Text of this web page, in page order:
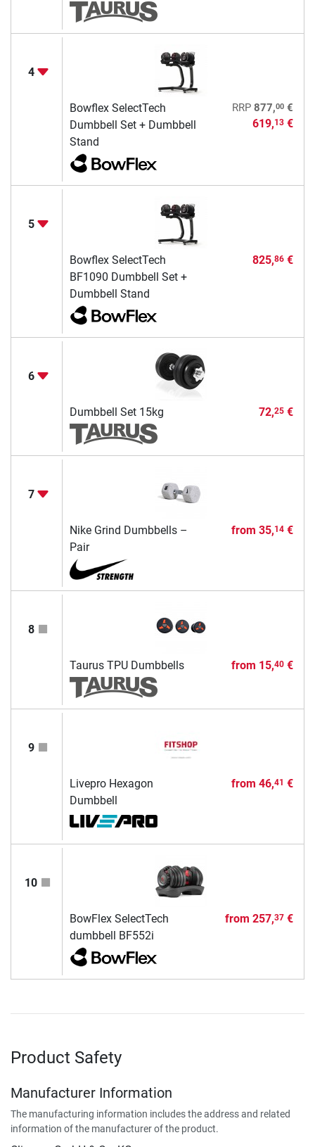
4
Bowflex SelectTech
Dumbbell Set + Dumbbell
Stand
RRP 877,00€
619,13€
5
Bowflex SelectTech
BF1090 Dumbbell Set +
Dumbbell Stand
825,86€
6
Dumbbell Set 15kg 72,25€
7
Nike Grind Dumbbells –
Pair
from 35,14€
8
Taurus TPU Dumbbells from 15,40€
9
Livepro Hexagon
Dumbbell
from 46,41 €
10
BowFlex SelectTech
dumbbell BF552i
from 257,37€
Product Safety
Manufacturer Information
The manufacturing information includes the address and related
information of the manufacturer of the product.